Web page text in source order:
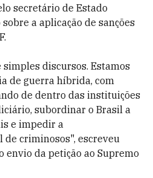
secretário de Estado
a aplicação de sanções
discursos. Estamos
de guerra híbrida, com
de dentro das instituições
subordinar o Brasil a
e impedir a
de criminosos", escreveu
envio da petição ao Supremo